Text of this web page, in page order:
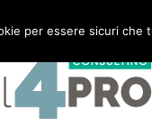
per essere sicuri che